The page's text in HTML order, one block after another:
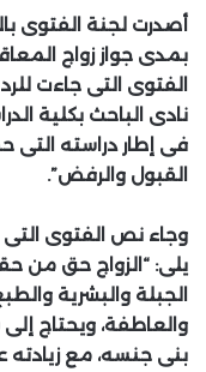
بمدى جواز زواج
الفتوى التى جاءت
نادى الباحث بكلية
فى إطار دراسته التى
القبول والرفض”.
يلى: “الزواج حق من
الجبلة والبشرية
والعاطفة، ويحتاج
بنى جنسه، مع زيادته